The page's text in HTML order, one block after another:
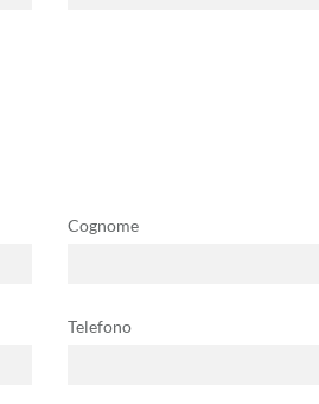
Cognome
Telefono